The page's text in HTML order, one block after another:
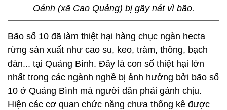
Oánh (xã Cao Quảng) bị gãy nát vì bão.
Bão số 10 đã làm thiệt hại hàng chục ngàn hecta
rừng sản xuất như cao su, keo, tràm, thông, bạch
đàn... tại Quảng Bình. Đây là con số thiệt hại lớn
nhất trong các ngành nghề bị ảnh hưởng bởi bão số
10 ở Quảng Bình mà người dân phải gánh chịu.
Hiện các cơ quan chức năng chưa thống kê được